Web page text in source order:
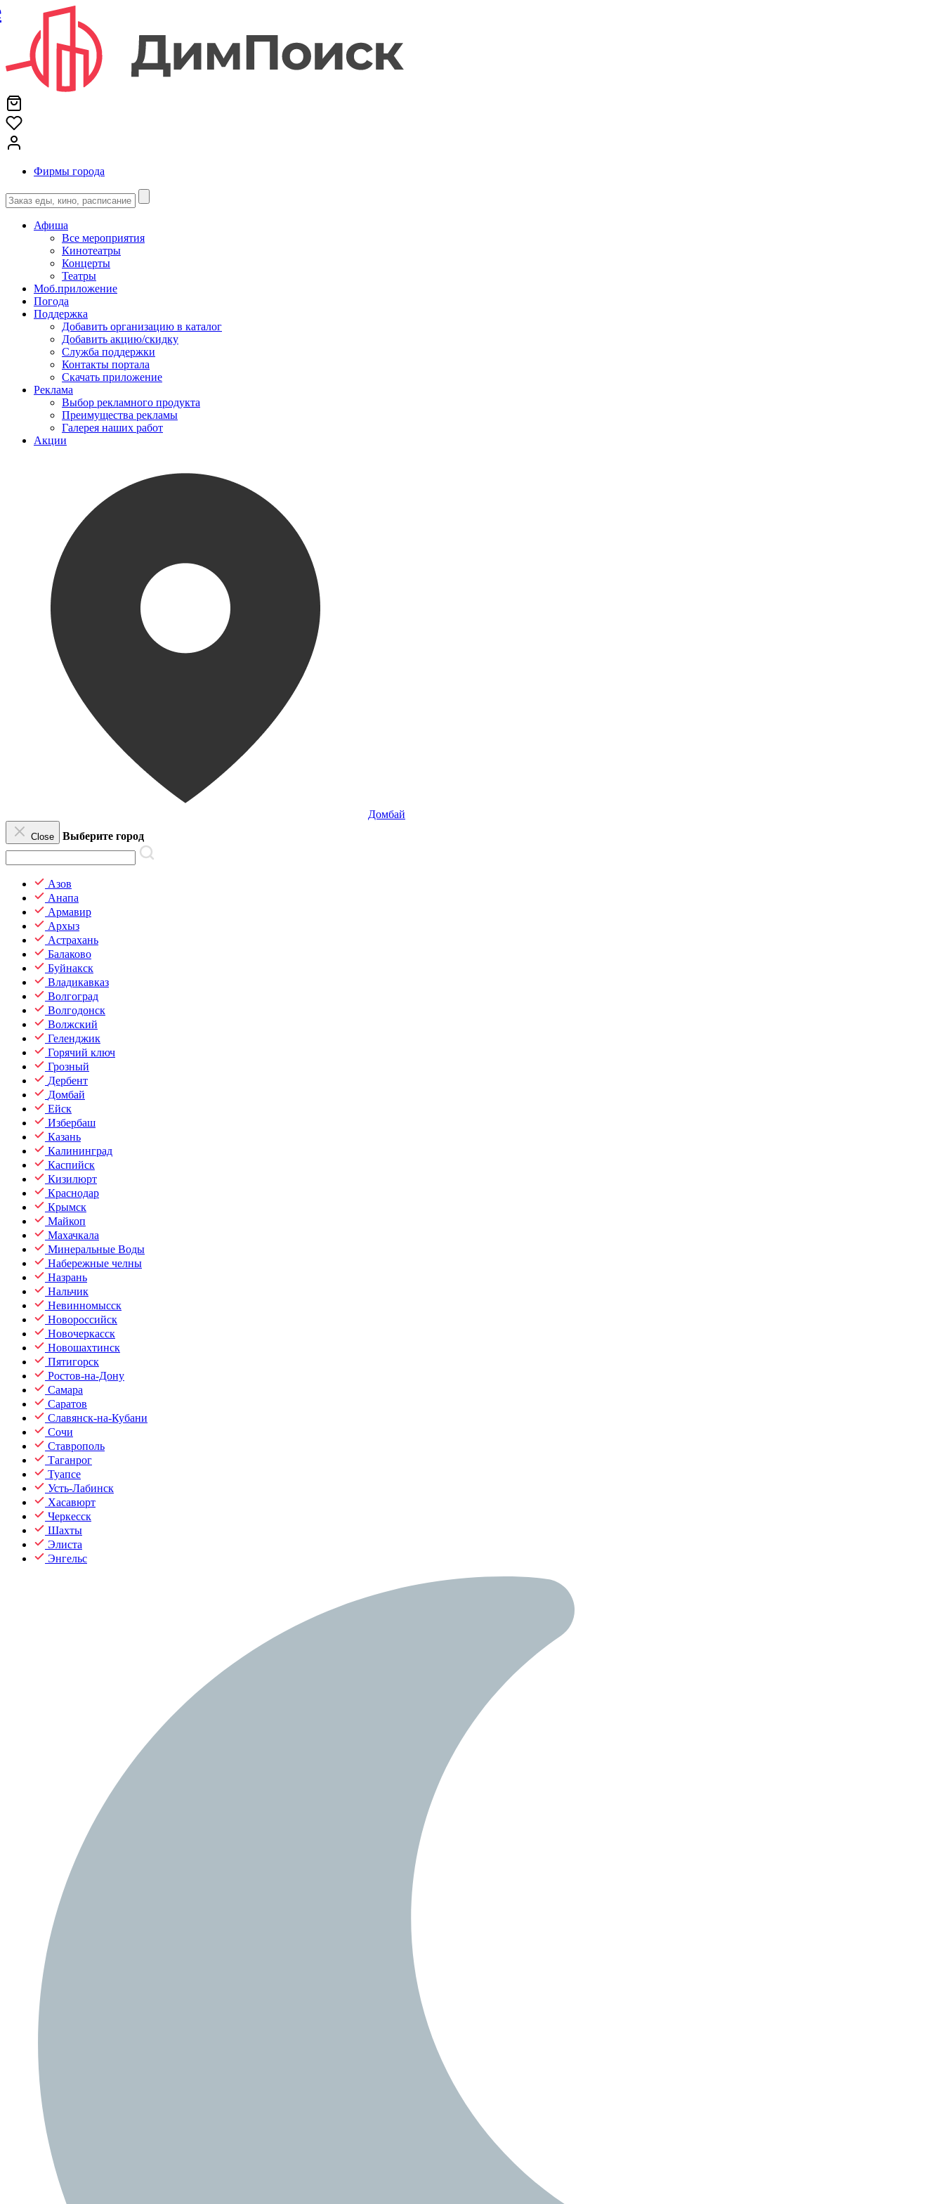
Фирмы города
Афиша
Все мероприятия
Кинотеатры
Концерты
Театры
Моб.приложение
Погода
Поддержка
Добавить организацию в каталог
Добавить акцию/скидку
Служба поддержки
Контакты портала
Скачать приложение
Реклама
Выбор рекламного продукта
Преимущества рекламы
Галерея наших работ
Акции
Домбай
Close Выберите город
Азов
Анапа
Армавир
Архыз
Астрахань
Балаково
Буйнакск
Владикавказ
Волгоград
Волгодонск
Волжский
Геленджик
Горячий ключ
Грозный
Дербент
Домбай
Ейск
Избербаш
Казань
Калининград
Каспийск
Кизилюрт
Краснодар
Крымск
Майкоп
Махачкала
Минеральные Воды
Набережные челны
Назрань
Нальчик
Невинномысск
Новороссийск
Новочеркасск
Новошахтинск
Пятигорск
Ростов-на-Дону
Самара
Саратов
Славянск-на-Кубани
Сочи
Ставрополь
Таганрог
Туапсе
Усть-Лабинск
Хасавюрт
Черкесск
Шахты
Элиста
Энгельс